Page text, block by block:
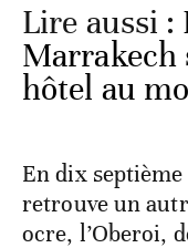
Lire aussi :
Marrakech
hôtel au
En dix
retrouve un
ocre, l’Oberoi,